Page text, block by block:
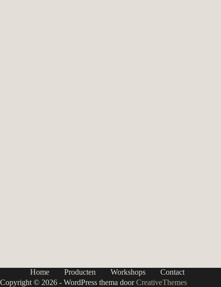
Home Producten Workshops
Contact
Copyright © 2026 - WordPress thema doorCreativeThemes